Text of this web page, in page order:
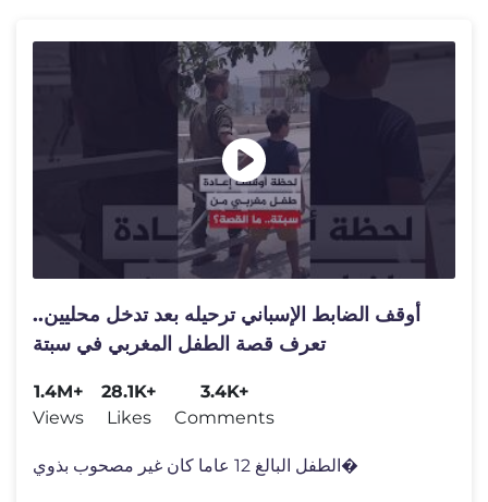
أوقف الضابط الإسباني ترحيله بعد تدخل محليين..
تعرف قصة الطفل المغربي في سبتة
1.4M+
Views
28.1K+
Likes
3.4K+
Comments
الطفل البالغ 12 عاما كان غير مصحوب بذوي�